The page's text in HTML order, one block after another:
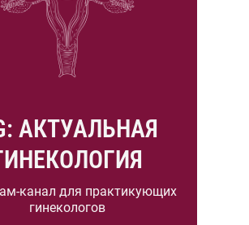
АКТУАЛЬНАЯ
канал для практикующих
гинекологов